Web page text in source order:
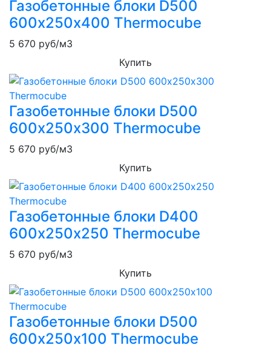
Газобетонные блоки D500
600х250х400 Thermocube
5 670 руб/м3
Купить
Газобетонные блоки D500
600х250х300 Thermocube
5 670 руб/м3
Купить
Газобетонные блоки D400
600х250х250 Thermocube
5 670 руб/м3
Купить
Газобетонные блоки D500
600х250х100 Thermocube